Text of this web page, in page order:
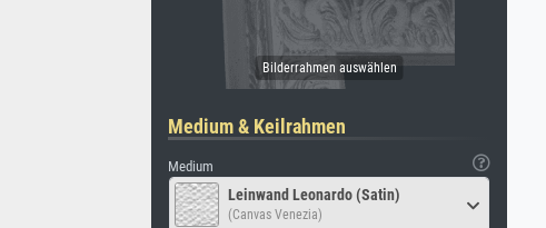
Medium & Keilrahmen
Medium
Leinwand Leonardo (Satin)
(Canvas Venezia)